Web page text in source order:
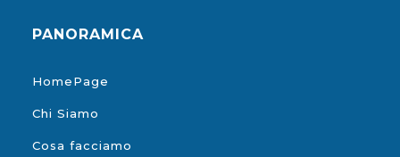
PANORAMICA
HomePage
Chi Siamo
Cosa facciamo